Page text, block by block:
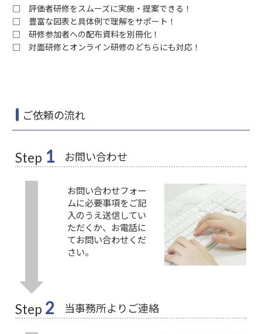
□ 評価者研修をスムーズに実施・提案できる！
□ 豊富な図表と具体例で理解をサポート！
□ 研修参加者への配布資料を別冊化！
□ 対面研修とオンライン研修のどちらにも対応！
ご依頼の流れ
Step 1 お問い合わせ
お問い合わせフォー
ムに必要事項をご記
入のうえ送信してい
ただくか、お電話に
てお問い合わせくだ
さい。
Step 2 当事務所よりご連絡